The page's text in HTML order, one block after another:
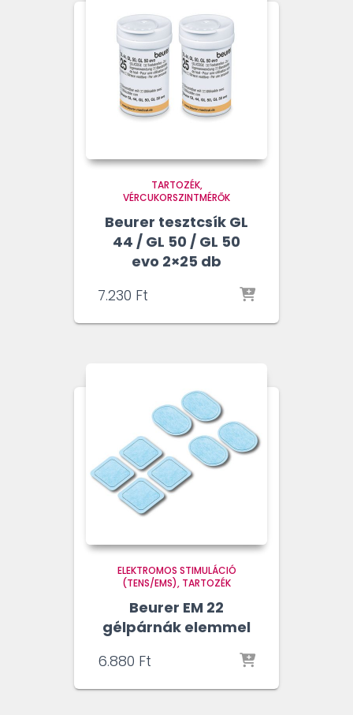
TARTOZÉK
VÉRCUKORSZINTMÉRŐK
Beurer tesztcsík GL
44 / GL 50 / GL 50
evo 2×25 db
7.230 Ft
ELEKTROMOS STIMULÁCIÓ
(TENS/EMS) TARTOZÉK
Beurer EM 22
gélpárnák elemmel
6.880 Ft